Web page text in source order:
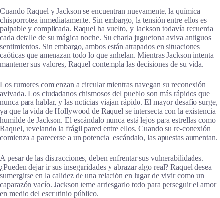
Cuando Raquel y Jackson se encuentran nuevamente, la química
chisporrotea inmediatamente. Sin embargo, la tensión entre ellos es
palpable y complicada. Raquel ha vuelto, y Jackson todavía recuerda
cada detalle de su mágica noche. Su charla juguetona aviva antiguos
sentimientos. Sin embargo, ambos están atrapados en situaciones
caóticas que amenazan todo lo que anhelan. Mientras Jackson intenta
mantener sus valores, Raquel contempla las decisiones de su vida.
Los rumores comienzan a circular mientras navegan su reconexión
avivada. Los ciudadanos chismosos del pueblo son más rápidos que
nunca para hablar, y las noticias viajan rápido. El mayor desafío surge,
ya que la vida de Hollywood de Raquel se intersecta con la existencia
humilde de Jackson. El escándalo nunca está lejos para estrellas como
Raquel, revelando la frágil pared entre ellos. Cuando su re-conexión
comienza a parecerse a un potencial escándalo, las apuestas aumentan.
A pesar de las distracciones, deben enfrentar sus vulnerabilidades.
¿Pueden dejar ir sus inseguridades y abrazar algo real? Raquel desea
sumergirse en la calidez de una relación en lugar de vivir como un
caparazón vacío. Jackson teme arriesgarlo todo para perseguir el amor
en medio del escrutinio público.